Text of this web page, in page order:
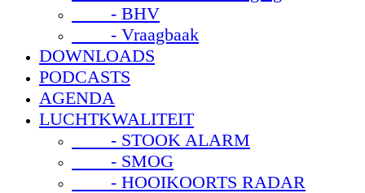
- BHV
- Vraagbaak
DOWNLOADS
PODCASTS
AGENDA
LUCHTKWALITEIT
- STOOK ALARM
- SMOG
- HOOIKOORTS RADAR